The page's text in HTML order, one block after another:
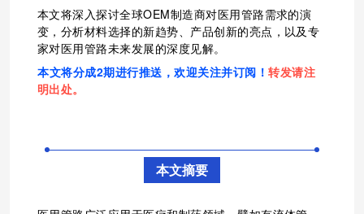
本文将深入探讨全球OEM制造商对医用管路需求的演
变，分析材料选择的新趋势、产品创新的亮点，以及专
家对医用管路未来发展的深度见解。
本文将分成2期进行推送，欢迎关注并订阅！转发请注
明出处。
本文摘要